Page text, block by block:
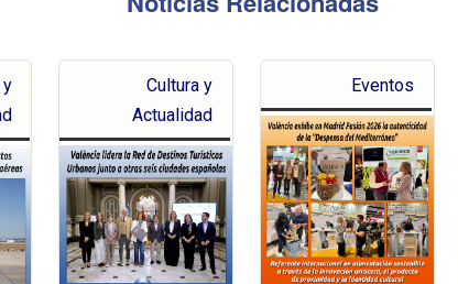
y
Cultura y
Actualidad
Eventos